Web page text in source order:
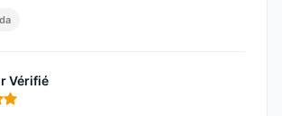
Vérifié
5